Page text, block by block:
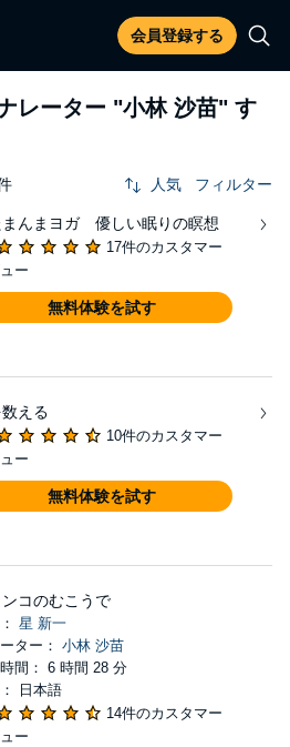
会員登録する
レーター "小林 沙苗" す
人気 フィルター
まんまヨガ 優しい眠りの瞑想
17件のカスタマー
ー
無料体験を試す
える
10件のカスタマー
ー
無料体験を試す
コのむこうで
星 新一
ター： 小林 沙苗
間： 6 時間 28 分
日本語
14件のカスタマー
ー